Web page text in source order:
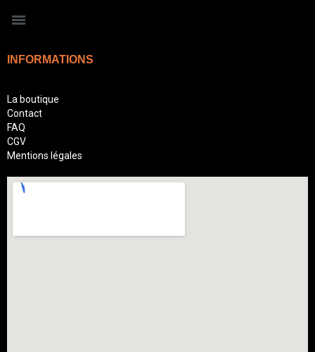
INFORMATIONS
La boutique
Contact
FAQ
CGV
Mentions légales